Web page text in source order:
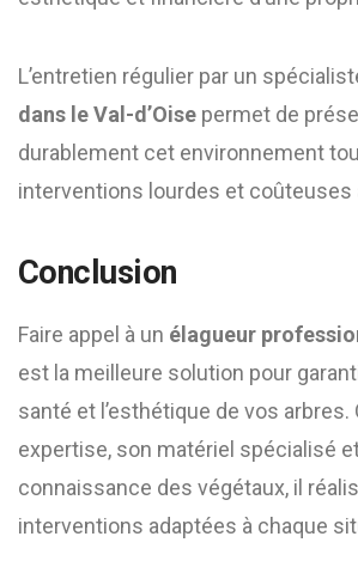
L’entretien régulier par un
dans le Val-d’Oise permet de
durablement cet environnement
interventions lourdes et coûteuses
Conclusion
Faire appel à un élagueur
est la meilleure solution pour
santé et l’esthétique de vos arbres.
expertise, son matériel spécialisé
connaissance des végétaux, il
interventions adaptées à chaque